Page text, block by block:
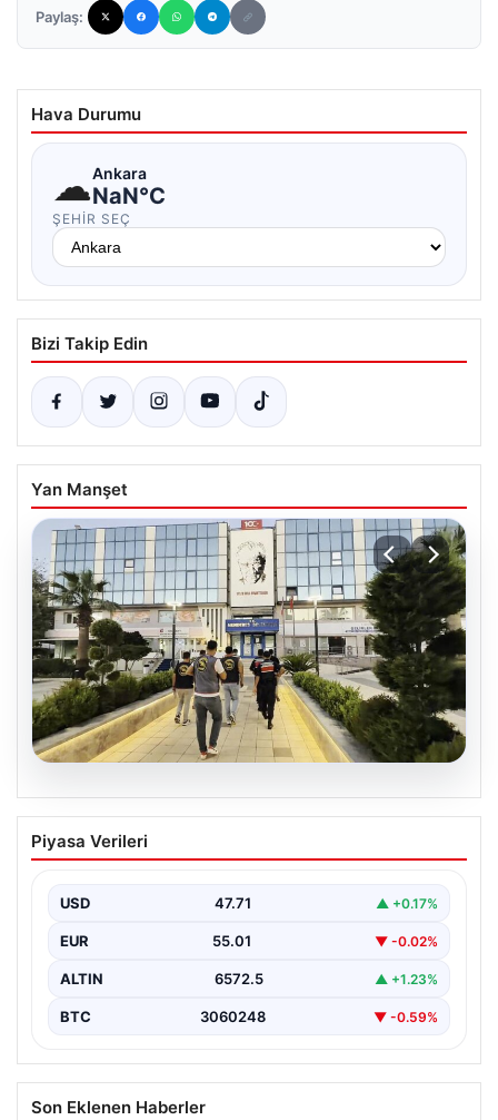
Paylaş:
Hava Durumu
☁Ankara
NaN°C
ŞEHIR SEÇ
Bizi Takip Edin
Yan Manşet
05.08.2026
Menderes Belediyesi Hakkındaki
Soruşturmada Firari Başkan Yardımcısı
İzmir'de Menderes Belediyesi'ne yönelik geniş çaplı
Başkan Yardımcısı…
Piyasa Verileri
USD 47.71 ▲ +0.17%
EUR 55.01 ▼ -0.02%
ALTIN 6572.5 ▲ +1.23%
BTC 3060248 ▼ -0.59%
Son Eklenen Haberler